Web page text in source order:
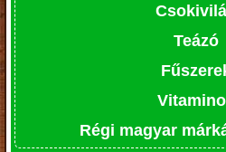
Teázó
Régi magyar